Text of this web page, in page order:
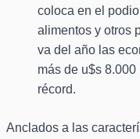
coloca en el
alimentos y otros
va del año las
más de u$s
récord.
Anclados a las